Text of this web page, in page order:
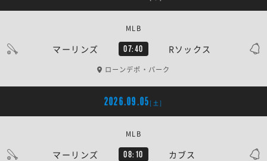
マーリンズ 07:40 Rソックス
MLB
ローンデポ・パーク
2026.09.05 [土]
マーリンズ 08:10 カブス
MLB